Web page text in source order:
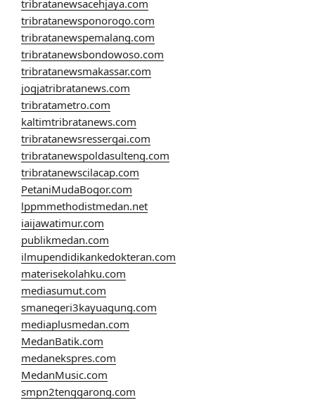
tribratanewsacehjaya.com
tribratanewsponorogo.com
tribratanewspemalang.com
tribratanewsbondowoso.com
tribratanewsmakassar.com
jogjatribratanews.com
tribratametro.com
kaltimtribratanews.com
tribratanewsressergai.com
tribratanewspoldasulteng.com
tribratanewscilacap.com
PetaniMudaBogor.com
lppmmethodistmedan.net
iaijawatimur.com
publikmedan.com
ilmupendidikankedokteran.com
materisekolahku.com
mediasumut.com
smanegeri3kayuagung.com
mediaplusmedan.com
MedanBatik.com
medanekspres.com
MedanMusic.com
smpn2tenggarong.com